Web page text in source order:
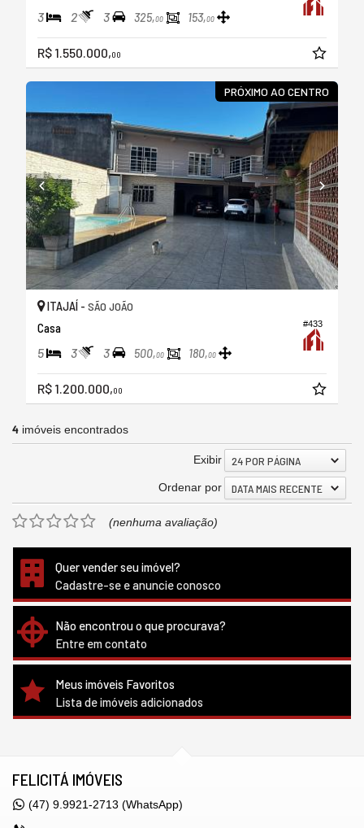
3 2 3 325,00 153,00
R$ 1.550.000,00
PRÓXIMO AO CENTRO
#433
ITAJAÍ - SÃO JOÃO
Casa
5 3 3 500,00 180,00
R$ 1.200.000,00
4 imóveis encontrados
Exibir 24 POR PÁGINA
Ordenar por DATA MAIS RECENTE
(nenhuma avaliação)
Quer vender seu imóvel?
Cadastre-se e anuncie conosco
Não encontrou o que procurava?
Entre em contato
Meus imóveis Favoritos
Lista de imóveis adicionados
FELICITÁ IMÓVEIS
(47) 9.9921-2713 (WhatsApp)